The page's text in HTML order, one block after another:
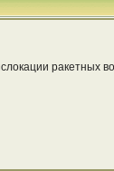
ракетных